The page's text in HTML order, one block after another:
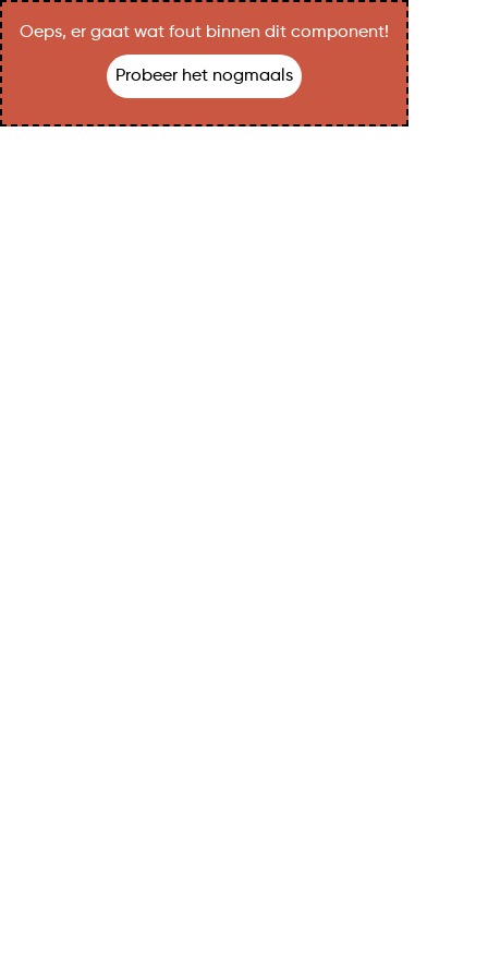
Oeps, er gaat wat fout binnen dit component!
Probeer het nogmaals